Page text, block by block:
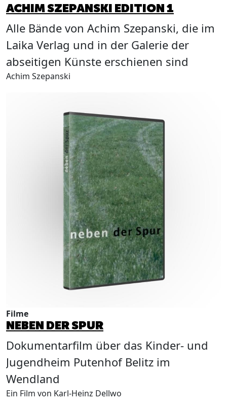
ACHIM SZEPANSKI EDITION 1
Alle Bände von Achim Szepanski, die im
Laika Verlag und in der Galerie der
abseitigen Künste erschienen sind
Achim Szepanski
Filme
NEBEN DER SPUR
Dokumentarfilm über das Kinder- und
Jugendheim Putenhof Belitz im
Wendland
Ein Film von Karl-Heinz Dellwo